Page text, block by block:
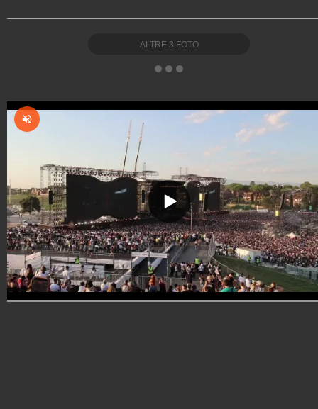
ALTRE 3 FOTO